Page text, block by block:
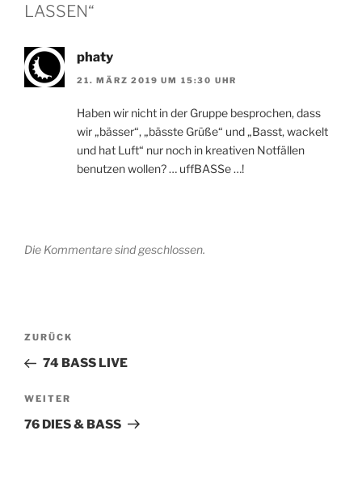
LASSEN“
phaty
21. MÄRZ 2019 UM 15:30 UHR
Haben wir nicht in der Gruppe besprochen, dass
wir „bässer“, „bässte Grüße“ und „Basst, wackelt
und hat Luft“ nur noch in kreativen Notfällen
benutzen wollen? … uffBASSe …!
Die Kommentare sind geschlossen.
Beitragsnavigation
Vorheriger
Beitrag
ZURÜCK
74 BASS LIVE
Nächster
Beitrag
WEITER
76 DIES & BASS